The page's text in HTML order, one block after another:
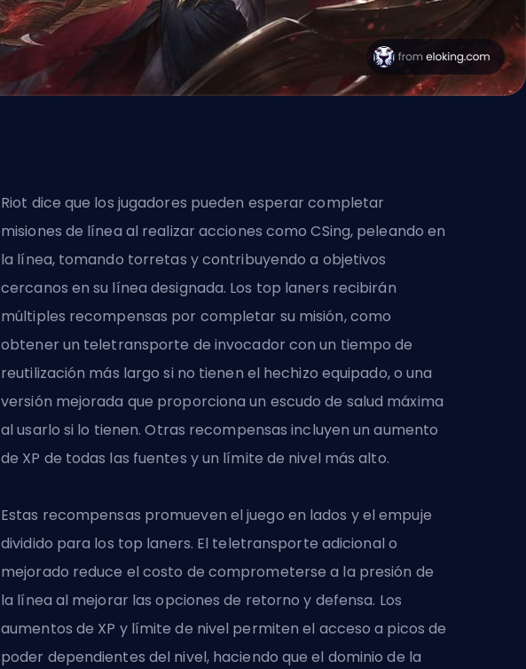
Riot dice que los jugadores pueden esperar completar
misiones de línea al realizar acciones como CSing, peleando en
la línea, tomando torretas y contribuyendo a objetivos
cercanos en su línea designada. Los top laners recibirán
múltiples recompensas por completar su misión, como
obtener un teletransporte de invocador con un tiempo de
reutilización más largo si no tienen el hechizo equipado, o una
versión mejorada que proporciona un escudo de salud máxima
al usarlo si lo tienen. Otras recompensas incluyen un aumento
de XP de todas las fuentes y un límite de nivel más alto.
Estas recompensas promueven el juego en lados y el empuje
dividido para los top laners. El teletransporte adicional o
mejorado reduce el costo de comprometerse a la presión de
la línea al mejorar las opciones de retorno y defensa. Los
aumentos de XP y límite de nivel permiten el acceso a picos de
poder dependientes del nivel, haciendo que el dominio de la